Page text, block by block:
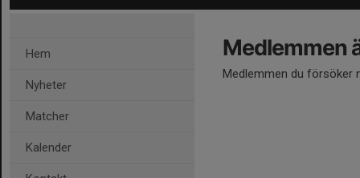
Hem
Nyheter
Matcher
Kalender
Medlemmen
Medlemmen du försöker